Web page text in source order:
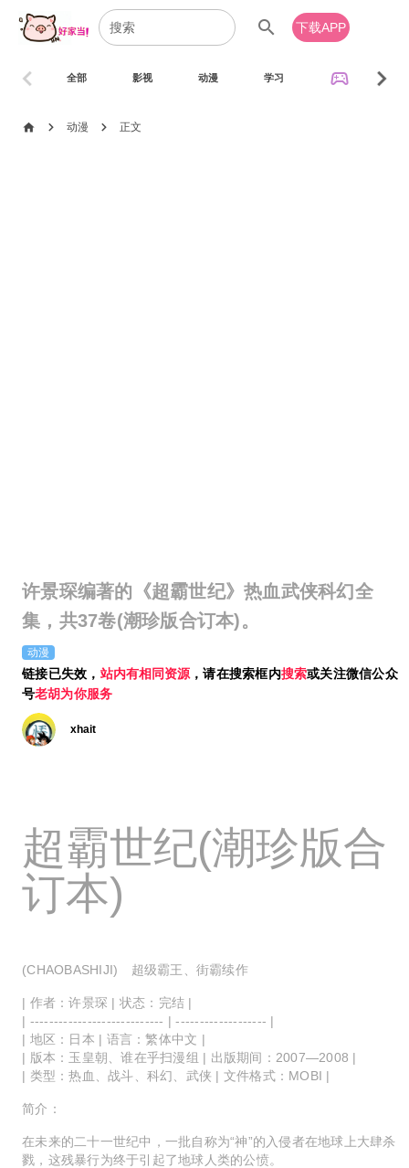
search 下载APP
全部 影视 动漫 学习 sports_esports
chevron_left chevron_right
home chevron_right 动漫 chevron_right 正文
许景琛编著的《超霸世纪》热血武侠科幻全
集，共37卷(潮珍版合订本)。
动漫
链接已失效， 站内有相同资源 ，请在搜索框内搜索或关注微信公众
号老胡为你服务
xhait
超霸世纪(潮珍版合
订本)
(CHAOBASHIJI) 超级霸王、街霸续作
| 作者：许景琛 | 状态：完结 |
| ---------------------------- | ------------------- |
| 地区：日本 | 语言：繁体中文 |
| 版本：玉皇朝、谁在乎扫漫组 | 出版期间：2007—2008 |
| 类型：热血、战斗、科幻、武侠 | 文件格式：MOBI |
简介：
在未来的二十一世纪中，一批自称为“神”的入侵者在地球上大肆杀
戮，这残暴行为终于引起了地球人类的公愤。